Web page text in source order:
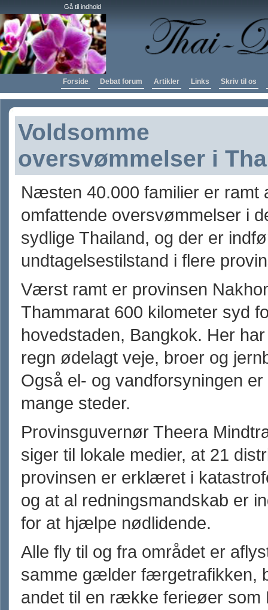
Gå til indhold
Forside Debat forum Artikler Links Skriv til os
Voldsomme
oversvømmelser i
Næsten 40.000 familier er ramt
omfattende oversvømmelser i
sydlige Thailand, og der er
undtagelsestilstand i flere
Værst ramt er provinsen
Thammarat 600 kilometer syd
hovedstaden, Bangkok. Her
regn ødelagt veje, broer og
Også el- og vandforsyningen er
mange steder.
Provinsguvernør Theera
siger til lokale medier, at 21
provinsen er erklæret i
og at al redningsmandskab er
for at hjælpe nødlidende.
Alle fly til og fra området er
samme gælder færgetrafikken,
andet til en række ferieøer som